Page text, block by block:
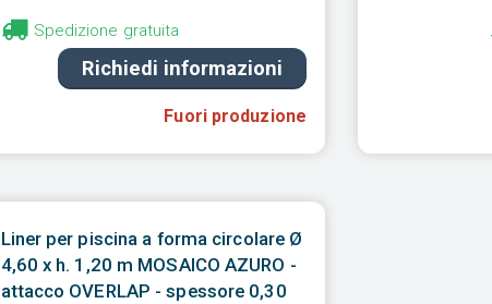
Spedizione gratuita
Richiedi informazioni
Fuori produzione
Liner per piscina a forma circolare Ø
4,60 x h. 1,20 m MOSAICO AZURO -
attacco OVERLAP - spessore 0,30